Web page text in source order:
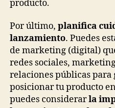
producto.
Por último, planifica
lanzamiento. Puedes
de marketing (digital)
redes sociales,
relaciones públicas
posicionar tu producto
puedes considerarla